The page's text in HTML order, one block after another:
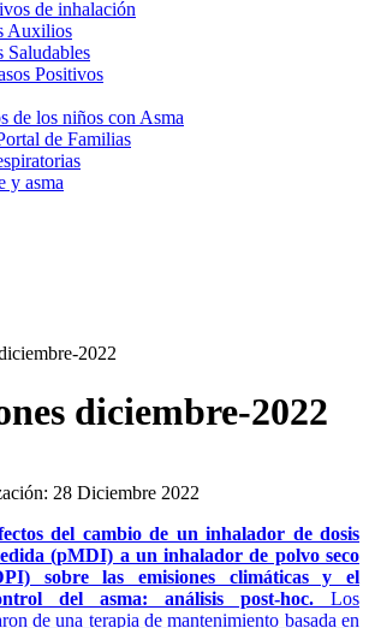
de inhalación
Auxilios
Saludables
Positivos
de los niños con Asma
de Familias
y asma
2022
diciembre-2022
28 Diciembre 2022
del cambio de un inhalador de dosis
(pMDI) a un inhalador de polvo seco
sobre las emisiones climáticas y el
del asma: análisis post-hoc. Los
de una terapia de mantenimiento basada en